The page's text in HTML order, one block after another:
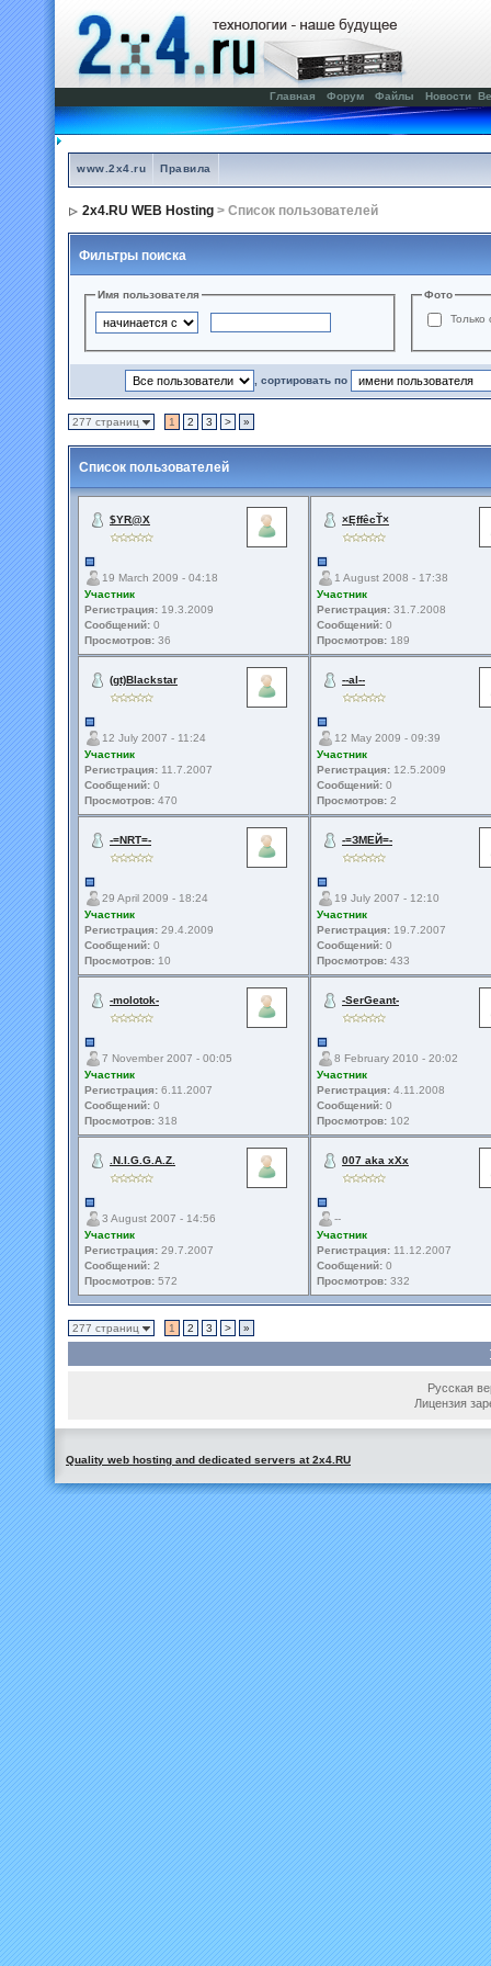
Главная Форум Файлы Новости
www.2x4.ru Правила
2x4.RU WEB Hosting > Список пользователей
Фильтры поиска
Имя пользователя
Фото
Только
, сортировать по
277 страниц 1 2 3 > »
Список пользователей
$YR@X
19 March 2009 - 04:18
Участник
Регистрация: 19.3.2009
Сообщений: 0
Просмотров: 36
×ĘffêcŤ×
1 August 2008 - 17:38
Участник
Регистрация: 31.7.2008
Сообщений: 0
Просмотров: 189
(gt)Blackstar
12 July 2007 - 11:24
Участник
Регистрация: 11.7.2007
Сообщений: 0
Просмотров: 470
--al--
12 May 2009 - 09:39
Участник
Регистрация: 12.5.2009
Сообщений: 0
Просмотров: 2
-=NRT=-
29 April 2009 - 18:24
Участник
Регистрация: 29.4.2009
Сообщений: 0
Просмотров: 10
-=ЗМЕЙ=-
19 July 2007 - 12:10
Участник
Регистрация: 19.7.2007
Сообщений: 0
Просмотров: 433
-molotok-
7 November 2007 - 00:05
Участник
Регистрация: 6.11.2007
Сообщений: 0
Просмотров: 318
-SerGeant-
8 February 2010 - 20:02
Участник
Регистрация: 4.11.2008
Сообщений: 0
Просмотров: 102
.N.I.G.G.A.Z.
3 August 2007 - 14:56
Участник
Регистрация: 29.7.2007
Сообщений: 2
Просмотров: 572
007 aka xXx
--
Участник
Регистрация: 11.12.2007
Сообщений: 0
Просмотров: 332
277 страниц 1 2 3 > »
Русская
Лицензия
Quality web hosting and dedicated servers at 2x4.RU